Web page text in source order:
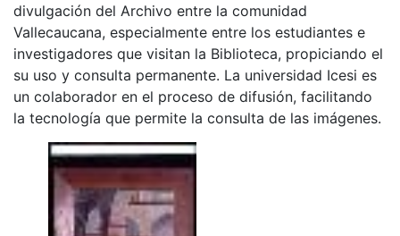
divulgación del Archivo entre la comunidad
Vallecaucana, especialmente entre los estudiantes e
investigadores que visitan la Biblioteca, propiciando el
su uso y consulta permanente. La universidad Icesi es
un colaborador en el proceso de difusión, facilitando
la tecnología que permite la consulta de las imágenes.